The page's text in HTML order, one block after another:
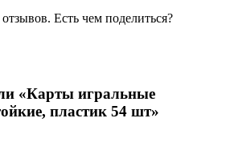
Есть чем поделиться?
«Карты игральные
пластик 54 шт»